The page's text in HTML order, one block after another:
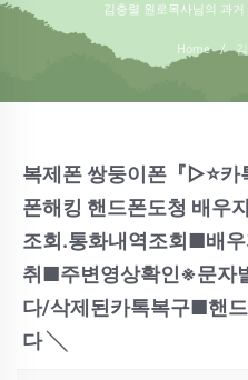
김충렬 원로목사님의 과
Home /
복제폰 쌍둥이폰『▷⭐
폰해킹 핸드폰도청 배우
조회.통화내역조회■배
취■주변영상확인※문자
다/삭제된카톡복구■핸
다 ╲